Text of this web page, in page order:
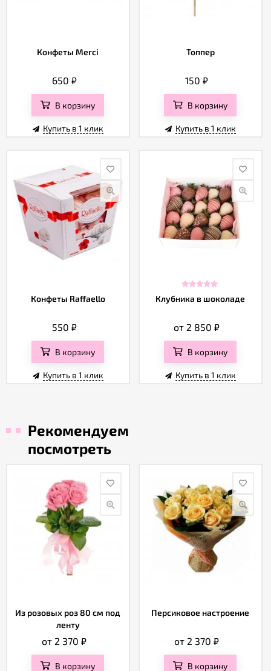
Конфеты Merci
650 ₽
В корзину
Купить в 1 клик
Топпер
150₽
В корзину
Купить в 1 клик
Конфеты Raffaello
550 ₽
В корзину
Купить в 1 клик
Клубника в шоколаде
от 2 850₽
В корзину
Купить в 1 клик
Рекомендуем
посмотреть
Из розовых роз 80 см под
ленту
от 2 370₽
В корзину
Персиковое настроение
от 2 370₽
В корзину